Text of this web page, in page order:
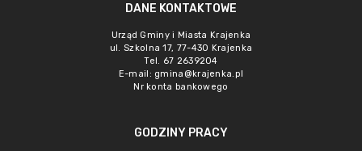
DANE KONTAKTOWE
Urząd Gminy i Miasta Krajenka
ul. Szkolna 17, 77-430 Krajenka
Tel. 67 2639204
E-mail: gmina@krajenka.pl
Nr konta bankowego
GODZINY PRACY